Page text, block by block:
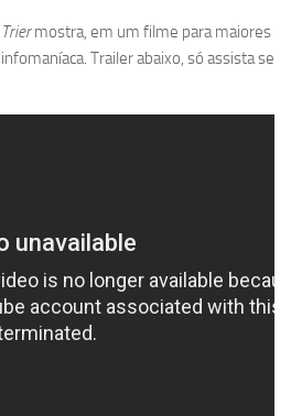
mostra, em um filme para maiores
Trailer abaixo, só assista se